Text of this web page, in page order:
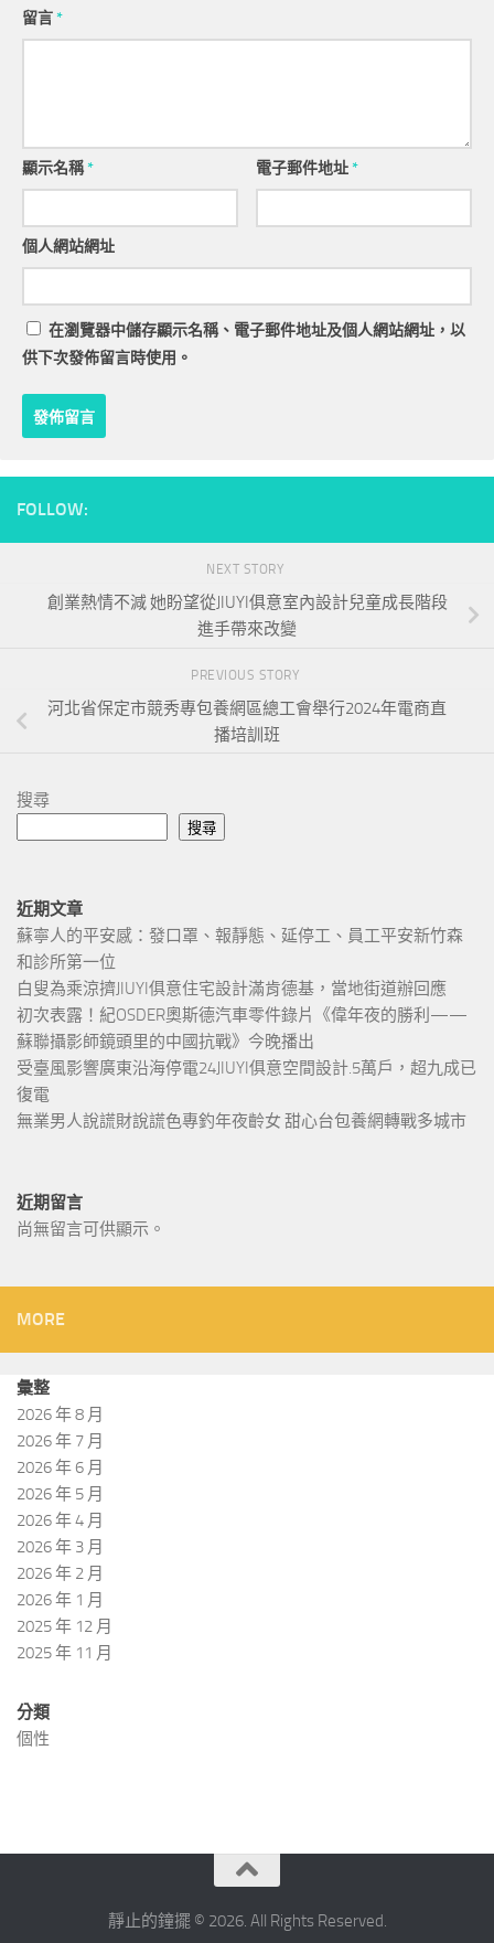
留言*
顯示名稱* 電子郵件地址*
個人網站網址
在瀏覽器中儲存顯示名稱、電子郵件地址及個人網站網址，以
供下次發佈留言時使用。
FOLLOW:
NEXT STORY
創業熱情不減 她盼望從JIUYI俱意室內設計兒童成長階段
進手帶來改變
PREVIOUS STORY
河北省保定市競秀專包養網區總工會舉行2024年電商直
播培訓班
搜尋
搜尋
近期文章
蘇寧人的平安感：發口罩、報靜態、延停工、員工平安新竹森
和診所第一位
白叟為乘涼擠JIUYI俱意住宅設計滿肯德基，當地街道辦回應
初次表露！紀OSDER奧斯德汽車零件錄片《偉年夜的勝利——
蘇聯攝影師鏡頭里的中國抗戰》今晚播出
受臺風影響廣東沿海停電24JIUYI俱意空間設計.5萬戶，超九成已
復電
無業男人說謊財說謊色專釣年夜齡女 甜心台包養網轉戰多城市
近期留言
尚無留言可供顯示。
MORE
彙整
2026 年 8 月
2026 年 7 月
2026 年 6 月
2026 年 5 月
2026 年 4 月
2026 年 3 月
2026 年 2 月
2026 年 1 月
2025 年 12 月
2025 年 11 月
分類
個性
靜止的鐘擺 © 2026. All Rights Reserved.